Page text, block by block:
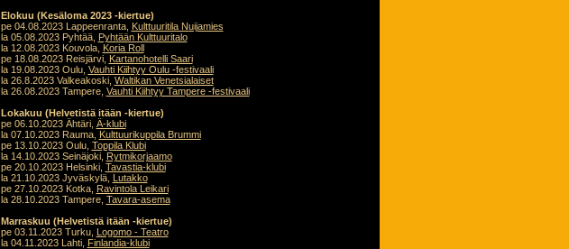
Elokuu (Kesäloma 2023 -kiertue)
pe 04.08.2023 Lappeenranta, Kulttuuritila Nuijamies
la 05.08.2023 Pyhtää, Pyhtään Kulttuuritalo
la 12.08.2023 Kouvola, Koria Roll
pe 18.08.2023 Reisjärvi, Kartanohotelli Saari
la 19.08.2023 Oulu, Vauhti Kiihtyy Oulu -festivaali
la 26.8.2023 Valkeakoski, Waltikan Venetsialaiset
la 26.08.2023 Tampere, Vauhti Kiihtyy Tampere -festivaali
Lokakuu (Helvetistä itään -kiertue)
pe 06.10.2023 Ähtäri, Ä-klubi
la 07.10.2023 Rauma, Kulttuurikuppila Brummi
pe 13.10.2023 Oulu, Toppila Klubi
la 14.10.2023 Seinäjoki, Rytmikorjaamo
pe 20.10.2023 Helsinki, Tavastia-klubi
la 21.10.2023 Jyväskylä, Lutakko
pe 27.10.2023 Kotka, Ravintola Leikari
la 28.10.2023 Tampere, Tavara-asema
Marraskuu (Helvetistä itään -kiertue)
pe 03.11.2023 Turku, Logomo - Teatro
la 04.11.2023 Lahti, Finlandia-klubi